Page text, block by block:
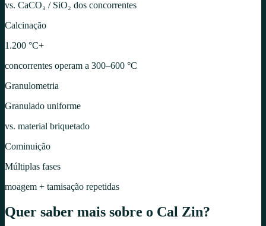
vs. CaCO₃ / SiO₂ dos concorrentes
Calcinação
1.200 °C+
concorrentes operam a 300–600 °C
Granulometria
Granulado uniforme
vs. material briquetado
Cominuição
Múltiplas fases
moagem + tamisação repetidas
Quer saber mais sobre o Cal Zin?